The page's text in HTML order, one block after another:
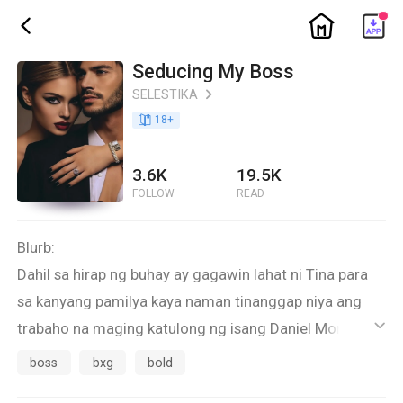
ic_back ic_home
Seducing My Boss
SELESTIKA ic_arrow_right
book_age 18+
3.6K
FOLLOW
19.5K
READ
Blurb:
Dahil sa hirap ng buhay ay gagawin lahat ni Tina para
sa kanyang pamilya kaya naman tinanggap niya ang
trabaho na maging katulong ng isang Daniel Montero—
ang lalaking mayaman, at ubod ng suplado na kahit
ic_default
boss bxg bold